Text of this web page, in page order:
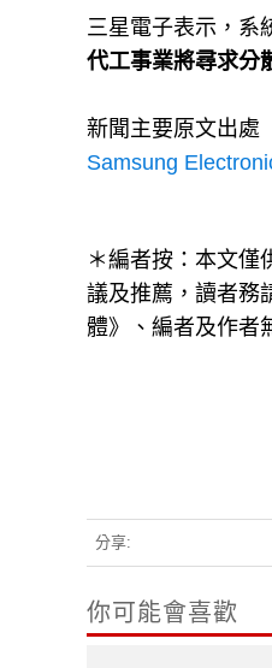
三星電子表示，系
代工事業將尋求分
新聞主要原文出處
Samsung
＊編者按：本文僅
議及推薦，讀者務
體》、編者及作者
分享:
你可能會喜歡